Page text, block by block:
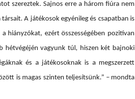
szereztek. Sajnos erre a három fiúra nem
A játékosok egyénileg és csapatban is
hiányzókat, ezért összességében pozitívan
hétvégéjén vagyunk túl, hiszen két bajnoki
és a játékosoknak is a megszerzett
is magas szinten teljesítsünk.” – mondta